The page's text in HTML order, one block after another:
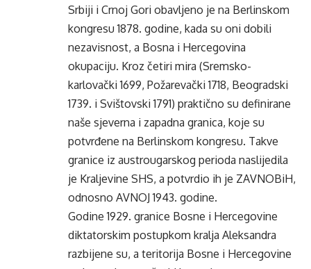
Srbiji i Crnoj Gori obavljeno je na Berlinskom
kongresu 1878. godine, kada su oni dobili
nezavisnost, a Bosna i Hercegovina
okupaciju. Kroz četiri mira (Sremsko-
karlovački 1699, Požarevački 1718, Beogradski
1739. i Svištovski 1791) praktično su definirane
naše sjeverna i zapadna granica, koje su
potvrđene na Berlinskom kongresu. Takve
granice iz austrougarskog perioda naslijedila
je Kraljevine SHS, a potvrdio ih je ZAVNOBiH,
odnosno AVNOJ 1943. godine.
Godine 1929. granice Bosne i Hercegovine
diktatorskim postupkom kralja Aleksandra
razbijene su, a teritorija Bosne i Hercegovine